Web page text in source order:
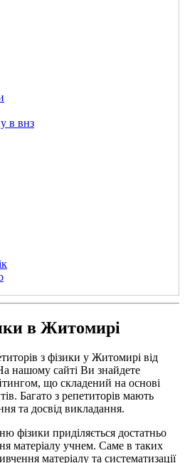
в внз
в Житомирі
з фізики у Житомирі від
нашому сайті Ви знайдете
що складений на основі
Багато з репетиторів мають
та досвід викладання.
фізики приділяється достатньо
матеріалу учнем. Саме в таких
матеріалу та систематизації